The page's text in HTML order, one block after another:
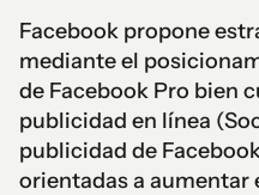
Facebook propone
mediante el
de Facebook Pro bien
publicidad en línea
publicidad de
orientadas a